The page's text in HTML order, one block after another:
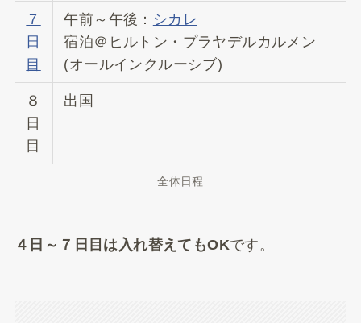
７
日
目
午前～午後： シカレ
宿泊＠ヒルトン・プラヤデルカルメン
(オールインクルーシブ)
８
日
目
出国
全体日程
４日～７日目は入れ替えてもOKです。